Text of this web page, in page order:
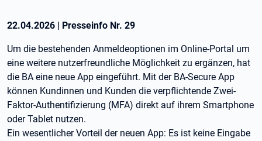
22.04.2026 | Presseinfo Nr. 29
Um die bestehenden Anmeldeoptionen im Online-Portal um
eine weitere nutzerfreundliche Möglichkeit zu ergänzen, hat
die BA eine neue App eingeführt. Mit der BA-Secure App
können Kundinnen und Kunden die verpflichtende Zwei-
Faktor-Authentifizierung (MFA) direkt auf ihrem Smartphone
oder Tablet nutzen.
Ein wesentlicher Vorteil der neuen App: Es ist keine Eingabe